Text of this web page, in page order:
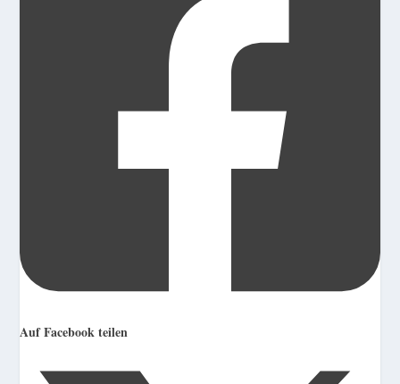
Auf Facebook teilen